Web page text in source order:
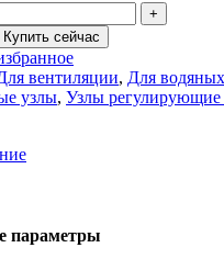
Купить сейчас
вентиляции, Для
узлы, Узлы
параметры